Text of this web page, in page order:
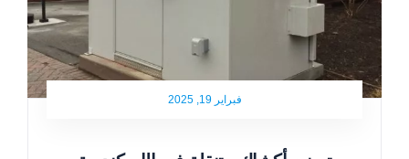
فبراير 19, 2025